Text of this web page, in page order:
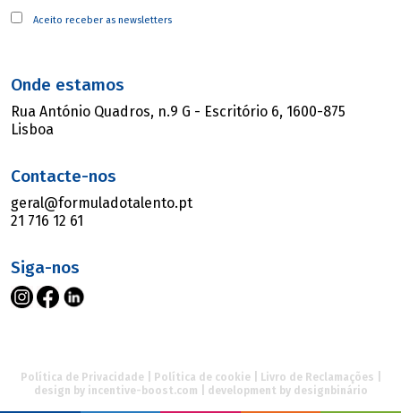
Aceito receber as newsletters
Onde estamos
Rua António Quadros, n.9 G - Escritório 6, 1600-875
Lisboa
Contacte-nos
geral@formuladotalento.pt
21 716 12 61
Siga-nos
Política de Privacidade| Política de cookie| Livro de Reclamações
design by incentive-boost.com | development by designbinário